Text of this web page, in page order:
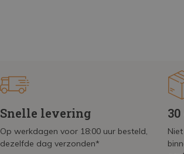
Snelle levering
Op werkdagen voor 18:00 uur besteld,
dezelfde dag verzonden*